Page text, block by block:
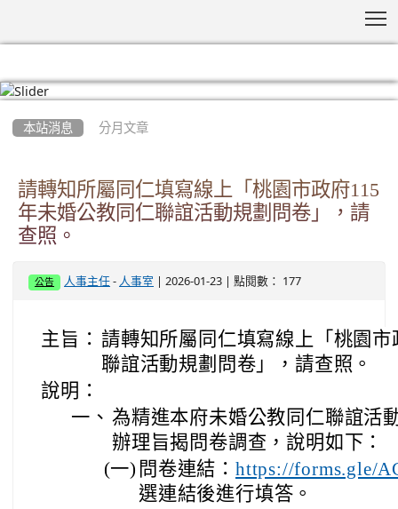
本站消息 分月文章
請轉知所屬同仁填寫線上「桃園市政府115
年未婚公教同仁聯誼活動規劃問卷」，請
查照。
公告 人事主任 - 人事室 | 2026-01-23 | 點閱數： 177
主旨： 請轉知所屬同仁填寫線上「桃園
聯誼活動規劃問卷」，請查照。
說明：
一、 為精進本府未婚公教同仁聯誼活
辦理旨揭問卷調查，說明如下：
(一) 問卷連結： https://forms.gle/
選連結後進行填答。